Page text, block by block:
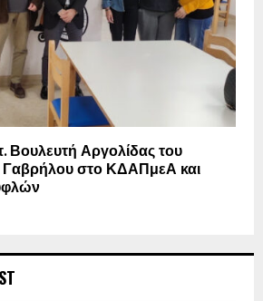
Βουλευτή Αργολίδας του
στο ΚΔΑΠμεΑ και